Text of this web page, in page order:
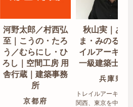
河野太郎／村西弘
至｜こうの・たろ
う／むらにし・ひ
ろし｜空間工房 用
舎行蔵｜建築事務
所
京都府
秋山実｜あき
ま・みのる｜
イルアーキテ
一級建築士事
兵庫県
トレイルアーキテク
関西、東京を中心エ